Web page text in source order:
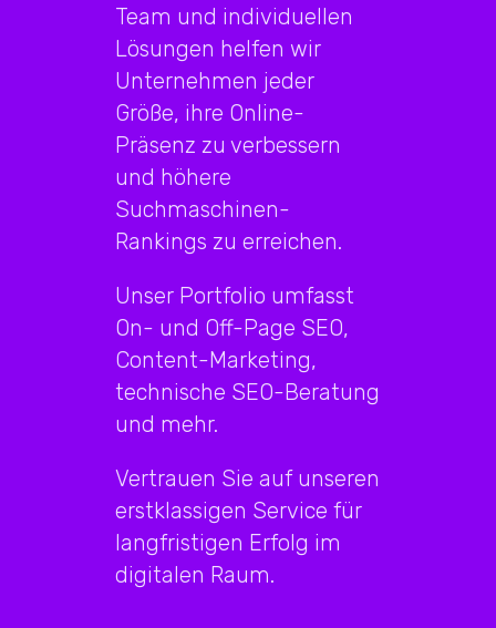
Team und individuellen
Lösungen helfen wir
Unternehmen jeder
Größe, ihre Online-
Präsenz zu verbessern
und höhere
Suchmaschinen-
Rankings zu erreichen.
Unser Portfolio umfasst
On- und Off-Page SEO,
Content-Marketing,
technische SEO-Beratung
und mehr.
Vertrauen Sie auf unseren
erstklassigen Service für
langfristigen Erfolg im
digitalen Raum.